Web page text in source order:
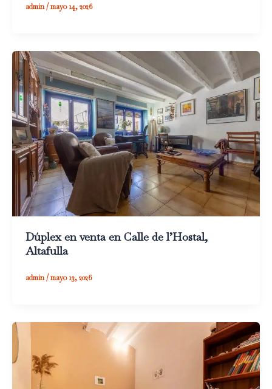
admin/ mayo 14, 2026
Dúplex en venta en Calle de l’Hostal,
Altafulla
admin/ mayo 13, 2026